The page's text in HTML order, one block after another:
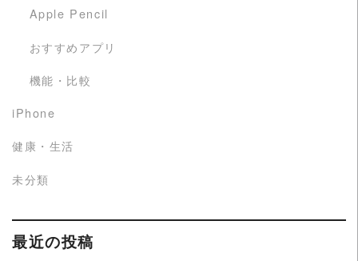
Apple Pencil
おすすめアプリ
機能・比較
iPhone
健康・生活
未分類
最近の投稿